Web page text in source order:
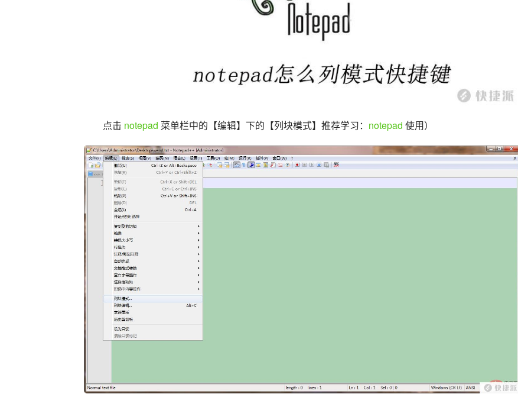
点击 notepad 菜单栏中的【编辑】下的【列块模式】推荐学习： notepad 使用）